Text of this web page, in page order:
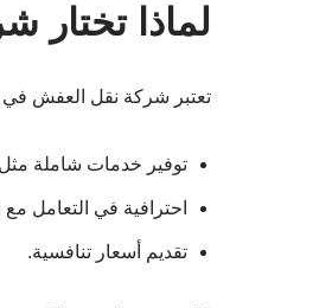
لماذا
تعتبر شركة نقل العفش في
توفير خدمات شاملة مثل
احترافية في التعامل مع
تقديم أسعار تنافسية.